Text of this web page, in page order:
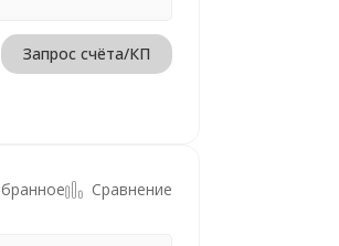
Запрос счёта/КП
Сравнение